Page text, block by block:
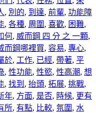
, 別的, 到達, 前輩, 功能障
, 各種, 周圍 , 喜歡, 困難,
何, 威而鋼 四 分 之 一顆,
而鋼哪裡買, 容易, 專心,
於, 工作, 已經, 帶著, 平
, 性功能, 性慾, 性高潮, 想
, 找到 , 抬頭, 拓展, 挑戰,
年, 方面, 是否, 時候, 更有
所, 有點, 比較, 氛圍 , 水